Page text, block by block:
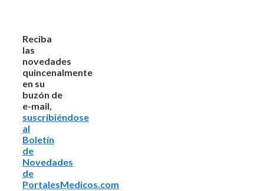
Reciba
las
novedades
quincenalmente
en su
buzón de
e-mail,
suscribiéndose
al
Boletín
de
Novedades
de
PortalesMedicos.com